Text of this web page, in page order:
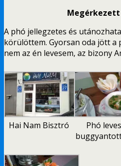
Megérkezett
A phó jellegzetes és
körülöttem. Gyorsan oda jött a
nem az én levesem, az bizony
Hai Nam Bisztró
Phó